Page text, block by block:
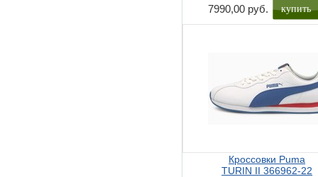
7990,00 руб. купить
Кроссовки Puma
TURIN II 366962-22